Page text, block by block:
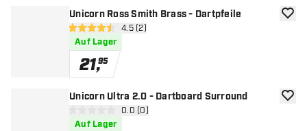
Unicorn Ross Smith Brass - Dartpfeile
Bewertungsbereich öffnen
4.5 Bewertungssterne
4.5 (2)
Auf Lager
21,95
Zur
Unicorn Ultra 2.0 - Dartboard Surround
Bewertungsbereich öffnen
0 Bewertungssterne
0.0 (0)
Auf Lager
Zur